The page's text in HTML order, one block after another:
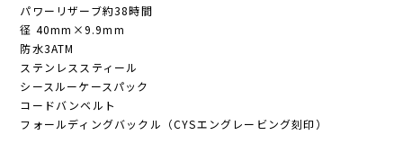
パワーリザーブ約38時間
径 40mm×9.9mm
防水3ATM
ステンレススティール
シースルーケースパック
コードバンベルト
フォールディングバックル（CYSエングレービング刻印）